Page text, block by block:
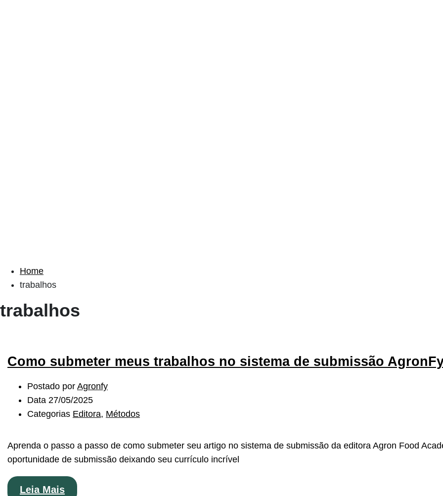
Home
trabalhos
trabalhos
Como submeter meus trabalhos no sistema de submissão
Postado por Agronfy
Data 27/05/2025
Categorias Editora, Métodos
Aprenda o passo a passo de como submeter seu artigo no sistema de submissão da editora Agron Food
oportunidade de submissão deixando seu currículo incrível
Leia Mais